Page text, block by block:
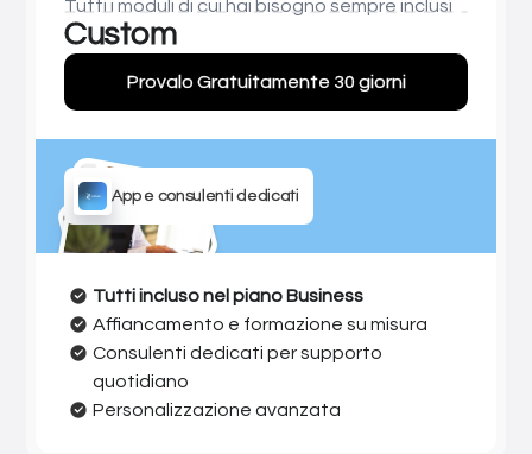
Tutti i moduli di cui hai bisogno sempre inclusi
Custom
Provalo Gratuitamente 30 giorni
App e consulenti dedicati
Tutti incluso nel piano Business
Affiancamento e formazione su misura
Consulenti dedicati per supporto
quotidiano
Personalizzazione avanzata